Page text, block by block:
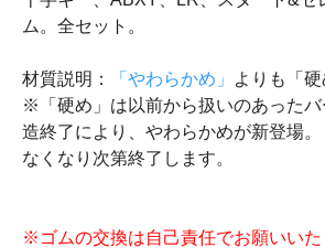
ム。全セット。
材質説明： 「やわらかめ」
よりも「
※「硬め」は以前から扱いのあった
造終了により、やわらかめが新登場
なくなり次第終了します。
※ゴムの交換は自己責任でお願いい